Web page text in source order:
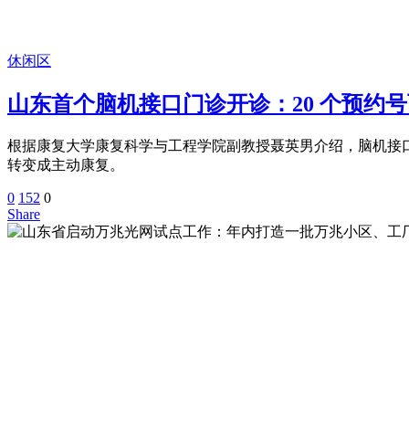
休闲区
山东首个脑机接口门诊开诊：20 个预约
根据康复大学康复科学与工程学院副教授聂英男介绍，脑机
转变成主动康复。
0 152 0
Share